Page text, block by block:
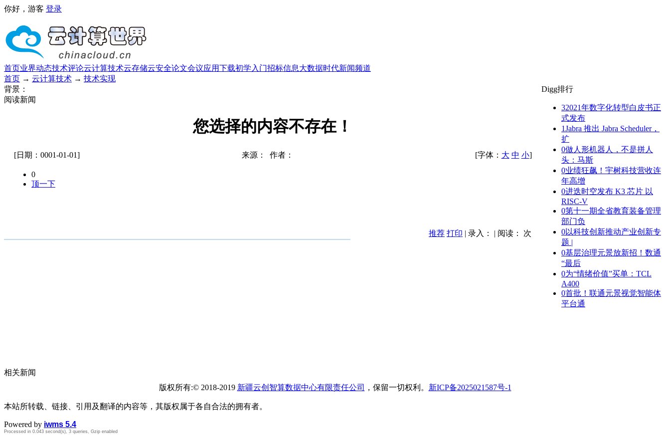
你好，游客 登录
首页业界动态技术评论云计算技术云存储云安全论文会议应用下载初学入门招标信息大数据时代新闻频道
首页 → 云计算技术 → 技术实现
背景：
阅读新闻
您选择的内容不存在！
[日期：0001-01-01] 来源： 作者： [字体： 大 中 小]
0
顶一下
推荐 打印 | 录入： | 阅读： 次
相关新闻
Digg排行
32021年数字化转型白皮书正
式发布
1Jabra 推出 Jabra Scheduler，
扩
0做人形机器人，不是拼人
头：马斯
0业绩狂飙！宇树科技营收连
年高增
0进迭时空发布 K3 芯片 以
RISC-V
0第十一期全省教育装备管理
部门负
0以科技创新推动产业创新专
题 |
0基层治理元景放新招！数通
“最后
0为“情绪价值”买单：TCL
A400
0首批！联通元景视觉智能体
平台通
版权所有:© 2018-2019 新疆云创智算数据中心有限责任公司 ，保留一切权利。 新ICP备2025021587号-1
本站所转载、链接、引用及翻译的内容等，其版权属于各自合法的拥有者。
Powered by iwms 5.4
Processed in 0.043 second(s), 3 queries, Gzip enabled